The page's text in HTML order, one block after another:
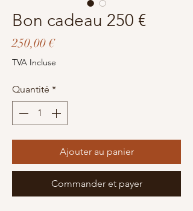
Bon cadeau 250 €
250,00 €Prix
TVA Incluse
Quantité *
Ajouter au panier
Commander et payer